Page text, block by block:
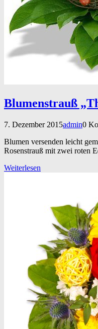
Blumenstrauß
7. Dezember 2015admin0
Blumen versenden leicht
Rosenstrauß mit zwei roten
Weiterlesen